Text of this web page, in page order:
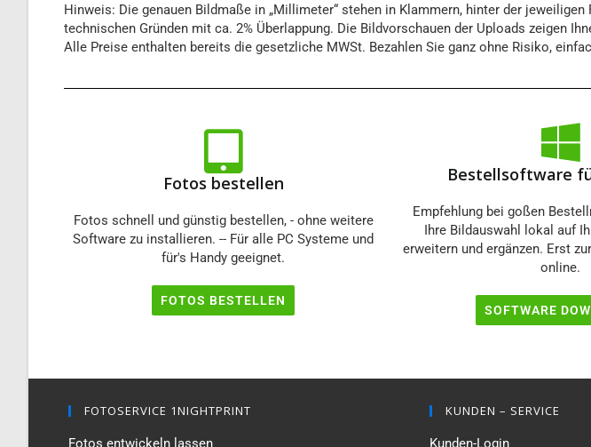
Hinweis: Die genauen Bildmaße in „Millimeter“ stehen in Klammern, hinter der
technischen Gründen mit ca. 2% Überlappung. Die Bildvorschauen der Uploads zeigen
Alle Preise enthalten bereits die gesetzliche MWSt. Bezahlen Sie ganz ohne Risiko,
Fotos bestellen
Fotos schnell und günstig bestellen, - ohne weitere
Software zu installieren. -- Für alle PC Systeme und
für's Handy geeignet.
FOTOS BESTELLEN
Bestellsoftware
Empfehlung bei goßen
Ihre Bildauswahl lokal auf
erweitern und ergänzen. Erst
online.
SOFTWARE
FOTOSERVICE 1NIGHTPRINT
Fotos entwickeln lassen
KUNDEN – SERVICE
Kunden-Login